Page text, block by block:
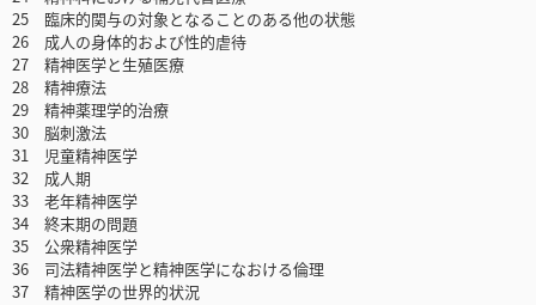
25 臨床的関与の対象となることのある他の状態
26 成人の身体的および性的虐待
27 精神医学と生殖医療
28 精神療法
29 精神薬理学的治療
30 脳刺激法
31 児童精神医学
32 成人期
33 老年精神医学
34 終末期の問題
35 公衆精神医学
36 司法精神医学と精神医学になおける倫理
37 精神医学の世界的状況